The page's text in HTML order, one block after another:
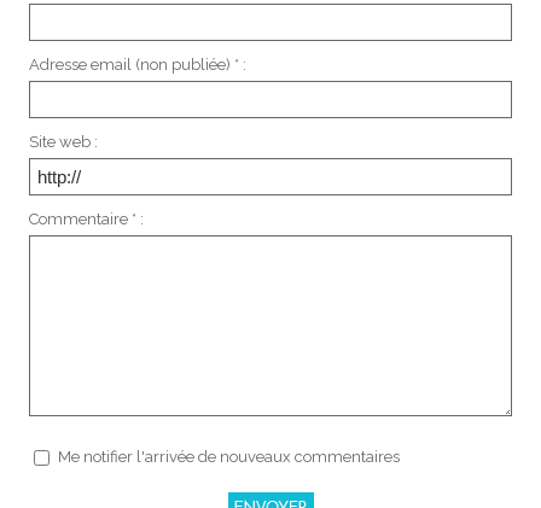
Adresse email (non publiée) * :
Site web :
Commentaire * :
Me notifier l'arrivée de nouveaux commentaires